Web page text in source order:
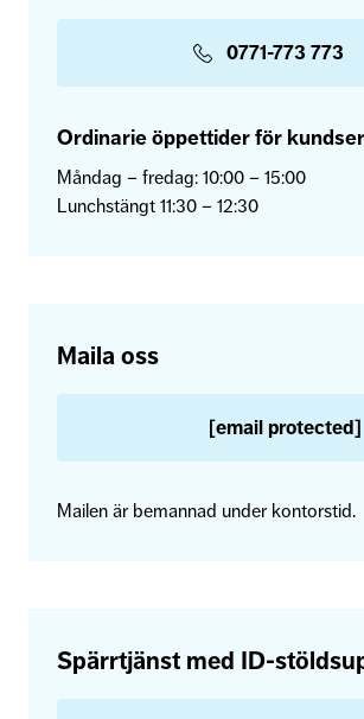
0771-773 773
Ordinarie öppettider för
Måndag – fredag: 10:00 – 15:00
Lunchstängt 11:30 – 12:30
Maila oss
[email protected]
Mailen är bemannad under kontorstid.
Spärrtjänst med ID-